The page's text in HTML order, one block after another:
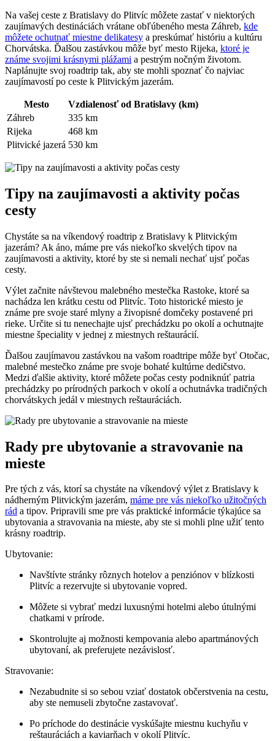
Na vašej ceste z Bratislavy do Plitvíc môžete zastať v niektorých
zaujímavých destináciách vrátane obľúbeného mesta Záhreb, kde
môžete ochutnať miestne delikatesy a preskúmať históriu a kultúru
Chorvátska. Ďalšou zastávkou môže byť mesto Rijeka, ktoré je
známe svojimi krásnymi plážami a pestrým nočným životom.
Naplánujte svoj roadtrip tak, aby ste mohli spoznať čo najviac
zaujímavostí po ceste k Plitvickým jazerám.
Mesto
Vzdialenosť od Bratislavy (km)
Záhreb
335 km
Rijeka
468 km
Plitvické jazerá 530 km
Tipy na zaujímavosti a aktivity počas
cesty
Chystáte sa na víkendový roadtrip z Bratislavy k Plitvickým
jazerám? Ak áno, máme pre vás niekoľko skvelých tipov na
zaujímavosti a aktivity, ktoré by ste si nemali nechať ujsť počas
cesty.
Výlet začnite návštevou malebného mestečka Rastoke, ktoré sa
nachádza len krátku cestu od Plitvíc. Toto historické miesto je
známe pre svoje staré mlyny a živopisné domčeky postavené pri
rieke. Určite si tu nenechajte ujsť prechádzku po okolí a ochutnajte
miestne špeciality v jednej z miestnych reštaurácií.
Ďalšou zaujímavou zastávkou na vašom roadtripe môže byť Otočac,
malebné mestečko známe pre svoje bohaté kultúrne dedičstvo.
Medzi ďalšie aktivity, ktoré môžete počas cesty podniknúť patria
prechádzky po prírodných parkoch v okolí a ochutnávka tradičných
chorvátskych jedál v miestnych reštauráciách.
Rady pre ubytovanie a stravovanie na
mieste
Pre tých z vás, ktorí sa chystáte na víkendový výlet z Bratislavy k
nádherným Plitvickým jazerám, máme pre vás niekoľko užitočných
rád a tipov. Pripravili sme pre vás praktické informácie týkajúce sa
ubytovania a stravovania na mieste, aby ste si mohli plne užiť tento
krásny roadtrip.
Ubytovanie:
Navštívte stránky rôznych hotelov a penziónov v blízkosti
Plitvíc a rezervujte si ubytovanie vopred.
Môžete si vybrať medzi luxusnými hotelmi alebo útulnými
chatkami v prírode.
Skontrolujte aj možnosti kempovania alebo apartmánových
ubytovaní, ak preferujete nezávislosť.
Stravovanie:
Nezabudnite si so sebou vziať dostatok občerstvenia na cestu,
aby ste nemuseli zbytočne zastavovať.
Po príchode do destinácie vyskúšajte miestnu kuchyňu v
reštauráciách a kaviarňach v okolí Plitvíc.